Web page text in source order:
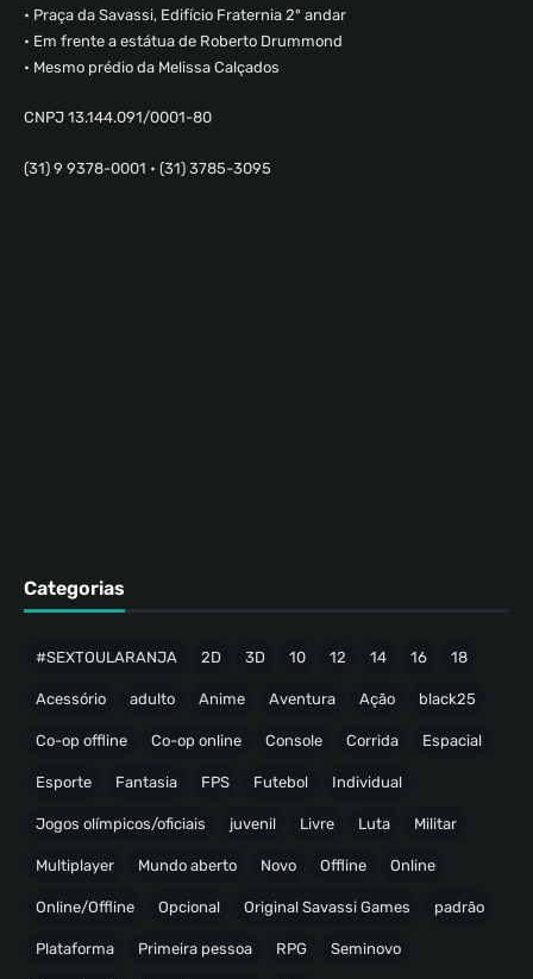
• Praça da Savassi, Edifício Fraternia 2º andar
• Em frente a estátua de Roberto Drummond
• Mesmo prédio da Melissa Calçados
CNPJ 13.144.091/0001-80
(31) 9 9378-0001 • (31) 3785-3095
Categorias
#SEXTOULARANJA 2D 3D 10 12 14 16 18
Acessório adulto Anime Aventura Ação black25
Co-op offline Co-op online Console Corrida Espacial
Esporte Fantasia FPS Futebol Individual
Jogos olímpicos/oficiais juvenil Livre Luta Militar
Multiplayer Mundo aberto Novo Offline Online
Online/Offline Opcional Original Savassi Games padrão
Plataforma Primeira pessoa RPG Seminovo